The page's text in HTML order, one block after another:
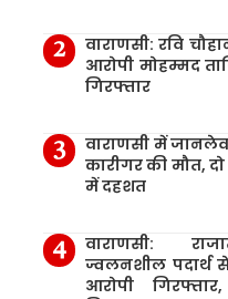
वाराणसी: रवि
आरोपी मोहम्मद
गिरफ्तार
वाराणसी में
कारीगर की मौत,
में दहशत
वाराणसी:
ज्वलनशील पदार्थ
आरोपी